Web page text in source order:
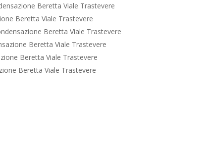
Beretta Viale Trastevere
Beretta Viale Trastevere
Beretta Viale Trastevere
Beretta Viale Trastevere
Beretta Viale Trastevere
Beretta Viale Trastevere